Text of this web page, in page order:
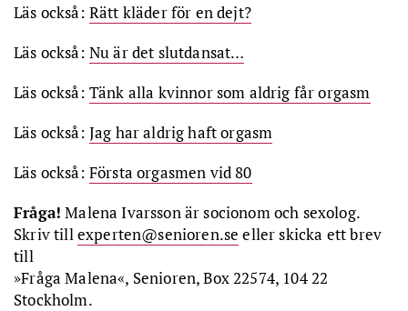
Läs också: Rätt kläder för en dejt?
Läs också: Nu är det slutdansat…
Läs också: Tänk alla kvinnor som aldrig får orgasm
Läs också: Jag har aldrig haft orgasm
Läs också: Första orgasmen vid 80
Fråga! Malena Ivarsson är socionom och sexolog.
Skriv tillexperten@senioren.se eller skicka ett brev
till
»Fråga Malena«, Senioren, Box 22574, 104 22
Stockholm.